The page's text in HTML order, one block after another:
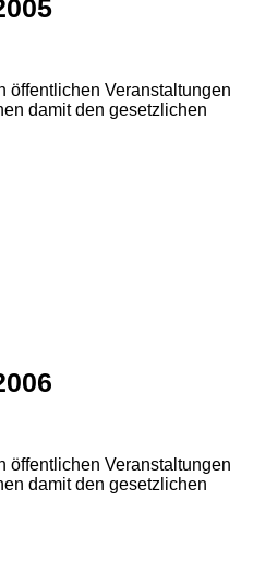
öffentlichen Veranstaltungen
damit den gesetzlichen
öffentlichen Veranstaltungen
damit den gesetzlichen